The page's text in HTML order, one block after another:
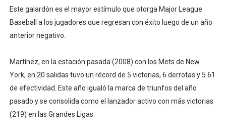
Este galardón es el mayor estímulo que otorga Major League
Baseball a los jugadores que regresan con éxito luego de un año
anterior negativo.
Martínez, en la estación pasada (2008) con los Mets de New
York, en 20 salidas tuvo un récord de 5 victorias, 6 derrotas y 5.61
de efectividad. Este año igualó la marca de triunfos del año
pasado y se consolida como el lanzador activo con más victorias
(219) en las Grandes Ligas.